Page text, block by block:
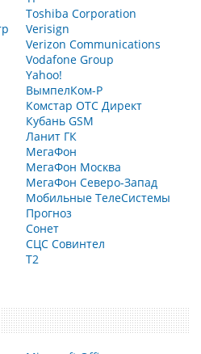
Toshiba Corporation
Verisign
Verizon Communications
Vodafone Group
Yahoo!
ВымпелКом-Р
Комстар ОТС Директ
Кубань GSM
Ланит ГК
МегаФон
МегаФон Москва
МегаФон Северо-Запад
Мобильные ТелеСистемы
Прогноз
Сонет
СЦС Совинтел
Т2